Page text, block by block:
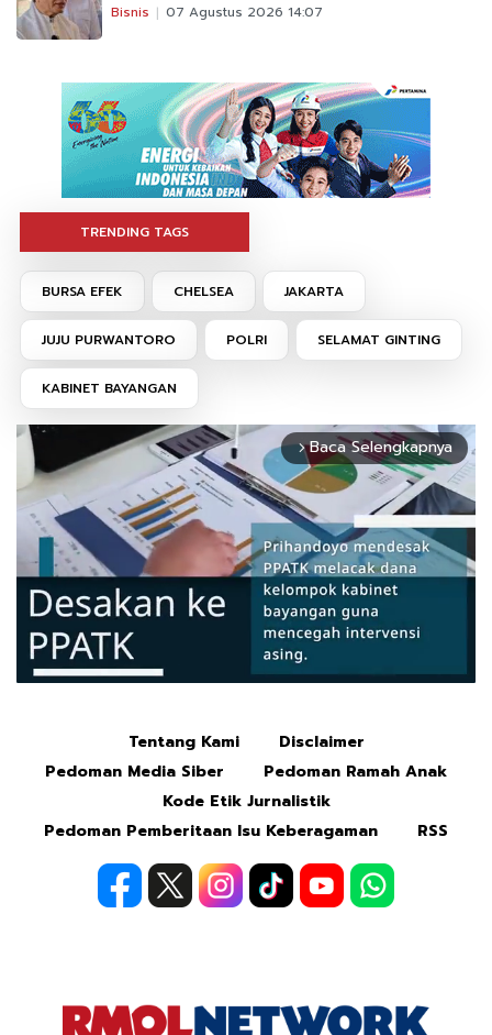
Bisnis 07 Agustus 2026 14:07
TRENDING TAGS
BURSA EFEK CHELSEA JAKARTA
JUJU PURWANTORO POLRI SELAMAT GINTING
KABINET BAYANGAN
arrow_forward_ios Baca Selengkapnya
Tentang Kami
Disclaimer
Pedoman Media Siber
Pedoman Ramah Anak
Kode Etik Jurnalistik
Pedoman Pemberitaan Isu Keberagaman
RSS